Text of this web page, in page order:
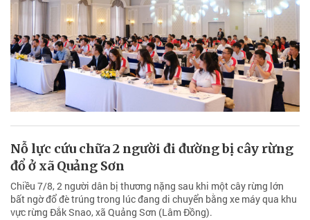
Nỗ lực cứu chữa 2 người đi đường bị cây rừng
đổ ở xã Quảng Sơn
Chiều 7/8, 2 người dân bị thương nặng sau khi một cây rừng lớn
bất ngờ đổ đè trúng trong lúc đang di chuyển bằng xe máy qua khu
vực rừng Đắk Snao, xã Quảng Sơn (Lâm Đồng).